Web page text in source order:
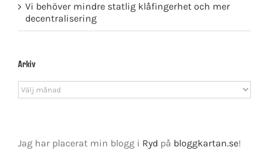
Vi behöver mindre statlig klåfingerhet och mer
decentralisering
Arkiv
Arkiv
Jag har placerat min blogg i Ryd på bloggkartan.se!